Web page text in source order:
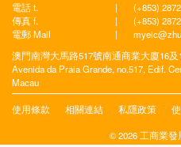
電話 t. |
(+853)
傳真 f.
|
(+853)
電郵 Mail
|
澳門南灣大馬路517號南通商業大廈16及
Avenida da Praia Grande, no.517, Edif.
Macau
使用條款 相關連結 私隱政策
© 2026 工商業